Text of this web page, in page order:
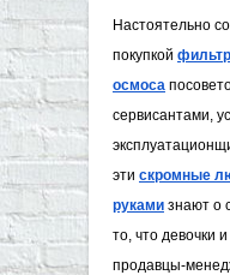
Настоятельно
покупкой
осмоса
сервисантами,
эти скромные
руками знают о
то, что девочки
продавцы-